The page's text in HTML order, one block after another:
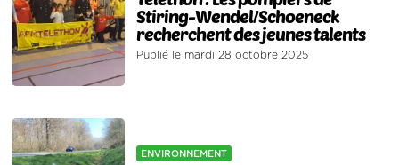
Stiring-Wendel/Schoeneck
recherchent des jeunes talents
Publié le mardi 28 octobre 2025
ENVIRONNEMENT